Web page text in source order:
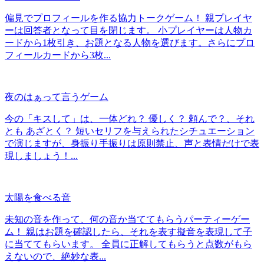
偏見でプロフィールを作る協力トークゲーム！ 親プレイヤ
ーは回答者となって目を閉じます。 小プレイヤーは人物カ
ードから1枚引き、お題となる人物を選びます。さらにプロ
フィールカードから3枚...
夜のはぁって言うゲーム
今の「キスして」は、一体どれ？ 優しく？ 頼んで？、それ
とも あざとく？ 短いセリフを与えられたシチュエーション
で演じますが、身振り手振りは原則禁止、声と表情だけで表
現しましょう！...
太陽を食べる音
未知の音を作って、何の音か当ててもらうパーティーゲー
ム！ 親はお題を確認したら、それを表す擬音を表現して子
に当ててもらいます。 全員に正解してもらうと点数がもら
えないので、絶妙な表...